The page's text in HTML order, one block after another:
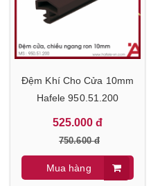
Đệm Khí Cho Cửa 10mm
Hafele 950.51.200
525.000 đ
750.600 đ
Mua hàng